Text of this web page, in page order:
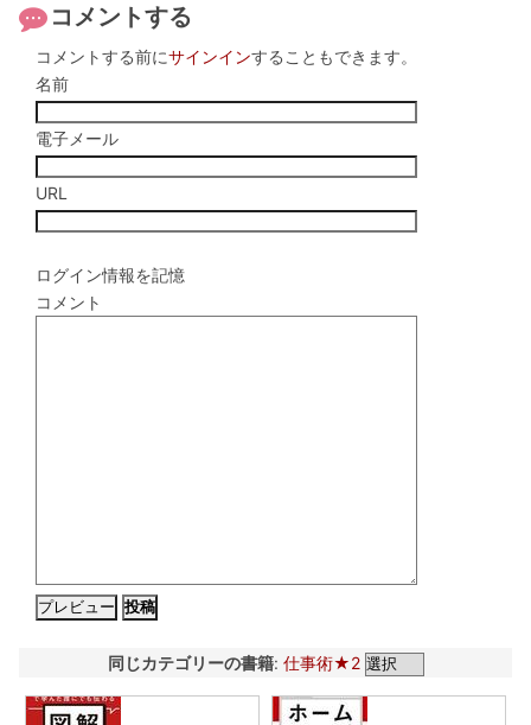
コメントする
コメントする前にサインインすることもできます。
名前
電子メール
URL
ログイン情報を記憶
コメント
同じカテゴリーの書籍: 仕事術★2